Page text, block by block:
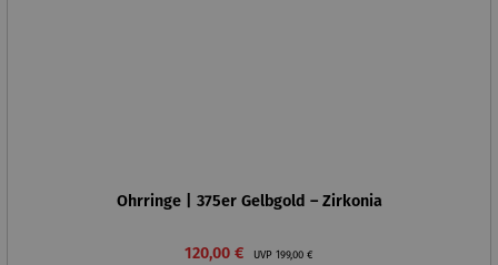
Ohrringe | 375er Gelbgold – Zirkonia
Verkaufspreis:
120,00 € UVP Regulärer Preis:
199,00 €